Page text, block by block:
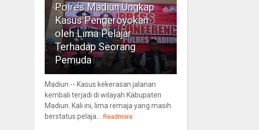
Polres Madiun Ungkap
Kasus Pengeroyokan
oleh Lima Pelajar
Terhadap Seorang
Pemuda
Madiun -- Kasus kekerasan jalanan
kembali terjadi di wilayah Kabupaten
Madiun. Kali ini, lima remaja yang masih
berstatus pelaja...
Readmore